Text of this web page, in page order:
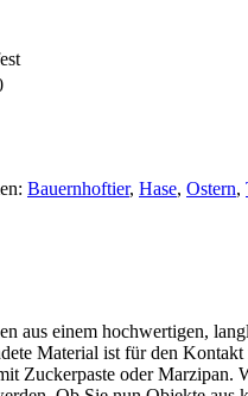
Bauernhoftier, Hase, Ostern,
aus einem hochwertigen,
Material ist für den
Zuckerpaste oder Marzipan.